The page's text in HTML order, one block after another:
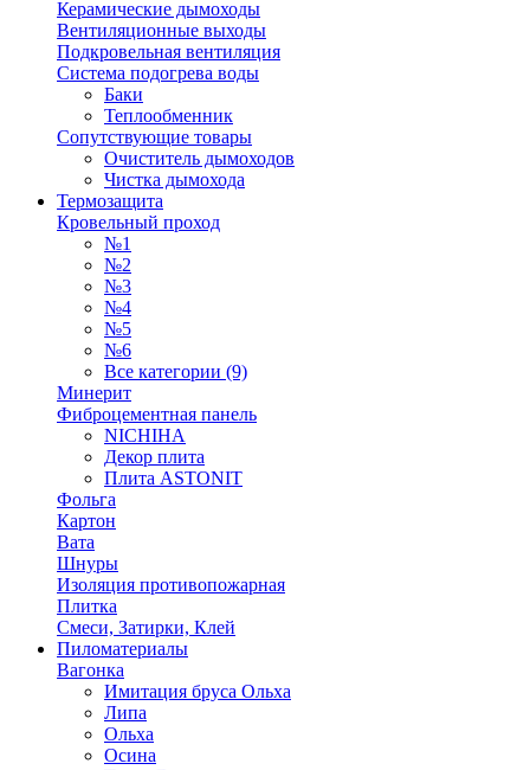
Керамические дымоходы
Вентиляционные выходы
Подкровельная вентиляция
Система подогрева воды
Баки
Теплообменник
Сопутствующие товары
Очиститель дымоходов
Чистка дымохода
Термозащита
Кровельный проход
№1
№2
№3
№4
№5
№6
Все категории (9)
Минерит
Фиброцементная панель
NICHIHA
Декор плита
Плита ASTONIT
Фольга
Картон
Вата
Шнуры
Изоляция противопожарная
Плитка
Смеси, Затирки, Клей
Пиломатериалы
Вагонка
Имитация бруса Ольха
Липа
Ольха
Осина